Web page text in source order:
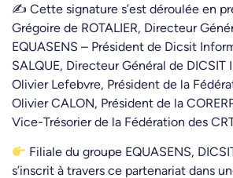
✍️ Cette signature s’est déroulée en
Grégoire de ROTALIER, Directeur
EQUASENS – Président de Dicsit
SALQUE, Directeur Général de
Olivier Lefebvre, Président de la
Olivier CALON, Président de la
Vice-Trésorier de la Fédération des
Filiale du groupe EQUASENS,
s’inscrit à travers ce partenariat dans